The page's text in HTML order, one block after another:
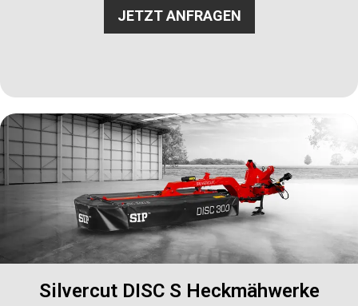
JETZT ANFRAGEN
Silvercut DISC S Heckmähwerke